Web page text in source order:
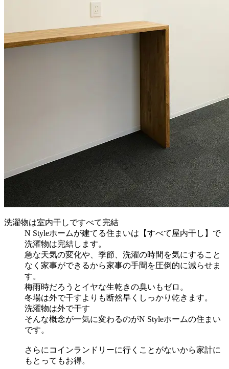
洗濯物は室内干しですべて完結
N Styleホームが建てる住まいは【すべて屋内干し】で
洗濯物は完結します。
急な天気の変化や、季節、洗濯の時間を気にすること
なく家事ができるから家事の手間を圧倒的に減らせま
す。
梅雨時だろうとイヤな生乾きの臭いもゼロ。
冬場は外で干すよりも断然早くしっかり乾きます。
洗濯物は外で干す
そんな概念が一気に変わるのがN Styleホームの住まい
です。
さらにコインランドリーに行くことがないから家計に
もとってもお得。